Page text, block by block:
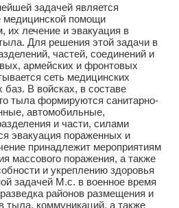
задачей является
медицинской помощи
лечение и эвакуация в
Для решения этой задачи в
частей, соединений и
армейских и фронтовых
сеть медицинских
баз. В войсках, в составе
тыла формируются санитарно-
автомобильные,
и части, силами
эвакуация пораженных и
принадлежит мероприятиям
массового поражения, а также
и укреплению здоровья
задачей М.с. в военное время
районов размещения и
тыла, коммуникаций, а также